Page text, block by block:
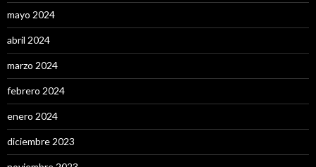
mayo 2024
abril 2024
marzo 2024
febrero 2024
enero 2024
diciembre 2023